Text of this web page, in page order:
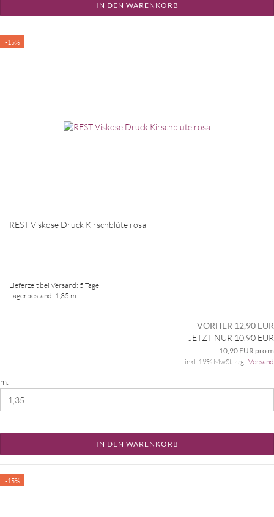
IN DEN WARENKORB
-15%
REST Viskose Druck Kirschblüte rosa
Lieferzeit bei Versand: 5 Tage
Lagerbestand: 1,35 m
VORHER 12,90 EUR
JETZT NUR 10,90 EUR
10,90 EUR pro m
inkl. 19% MwSt. zzgl.Versand
m:
IN DEN WARENKORB
-15%